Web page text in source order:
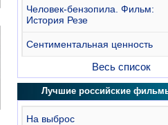
Человек-бензопила. Фильм:
История Резе
Сентиментальная ценность
Весь список
Лучшие российские
На выброс